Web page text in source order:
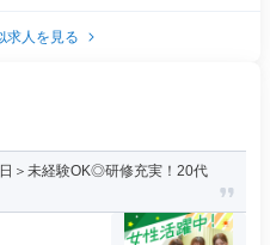
求人を見る
＞未経験OK◎研修充実！20代